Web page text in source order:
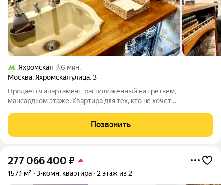
Яхромская
6 мин.
Москва, Яхромская улица,3
Продается апартамент, расположенный на третьем,
мансардном этаже. Квартира для тех, кто не хочет
По факту 4 комнаты евро. Три отдельных комнаты и большая
кухня гостиная! Теплая энергетика
Позвонить
277 066 400 ₽
157,1 м² 3-комн. квартира 2 этаж из 2